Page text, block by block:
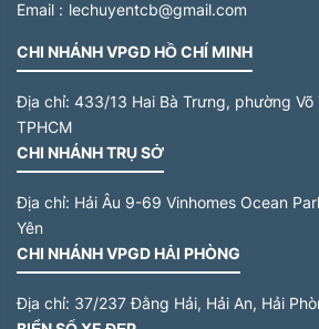
Email : lechuyentcb@gmail.com
CHI NHÁNH VPGD HỒ CHÍ MINH
Địa chỉ: 433/13 Hai Bà Trưng, phường Võ
TPHCM
CHI NHÁNH TRỤ SỞ
Địa chỉ: Hải Âu 9-69 Vinhomes Ocean
Yên
CHI NHÁNH VPGD HẢI PHÒNG
Địa chỉ: 37/237 Đằng Hải, Hải An, Hải